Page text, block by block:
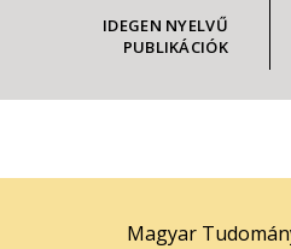
IDEGEN NYELVŰ
PUBLIKÁCIÓK
Magyar